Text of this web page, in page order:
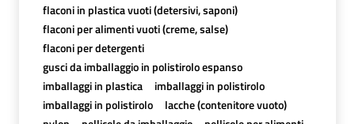
flaconi in plastica vuoti (detersivi, saponi)
flaconi per alimenti vuoti (creme, salse)
flaconi per detergenti
gusci da imballaggio in polistirolo espanso
imballaggi in plastica
imballaggi in polistirolo
imballaggi in polistirolo
lacche (contenitore vuoto)